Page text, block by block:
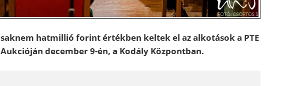
saknem hatmillió forint értékben keltek el az alkotások a PTE
Aukcióján december 9-én, a Kodály Központban.